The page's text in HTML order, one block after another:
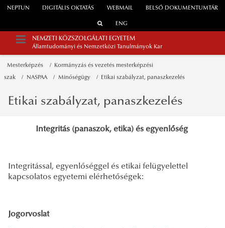
WEBMAIL
NEPTUN DIGITÁLIS OKTATÁS BELSŐ DOKUMENTUMTÁR
ENG
NEMZETI KÖZSZOLGÁLATI EGYETEM
Államtudományi és Nemzetközi Tanulmányok Kar
Mesterképzés Kormányzás és vezetés mesterképzési
szak NASPAA Minőségügy Etikai szabályzat, panaszkezelés
Etikai szabályzat, panaszkezelés
Integritás (panaszok, etika) és egyenlőség
Integritással, egyenlőséggel és etikai felügyelettel
kapcsolatos egyetemi elérhetőségek:
Jogorvoslat